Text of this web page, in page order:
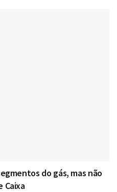
do gás, mas não
Caixa